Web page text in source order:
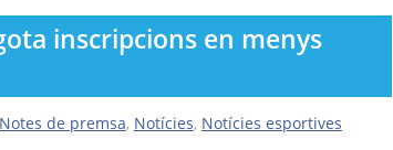
inscripcions en menys
Notes de premsa, Notícies, Notícies esportives